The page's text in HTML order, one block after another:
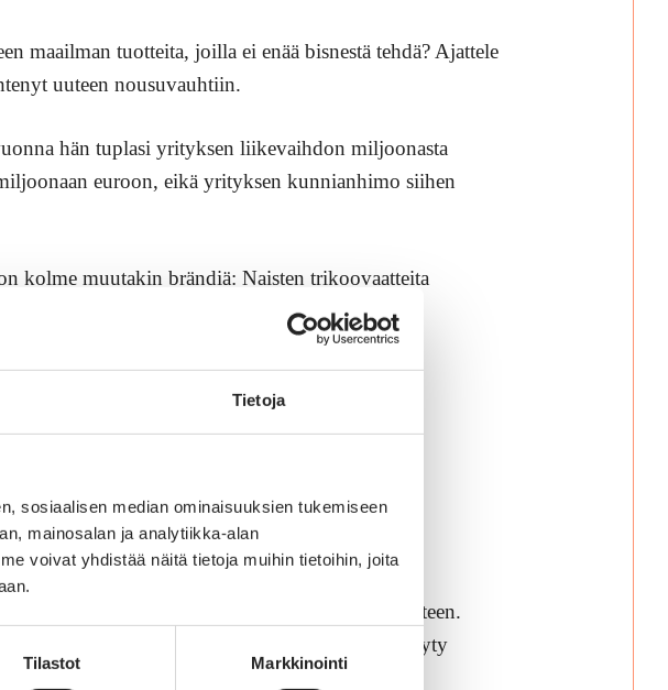
Tietoja
sosiaalisen median ominaisuuksien tukemiseen
mainosalan ja analytiikka-alan
voivat yhdistää näitä tietoja muihin tietoihin, joita
Tilastot Markkinointi
maailman tuotteita, joilla ei enää bisnestä tehdä? Ajattele
uuteen nousuvauhtiin.
hän tuplasi yrityksen liikevaihdon miljoonasta
euroon, eikä yrityksen kunnianhimo siihen
kolme muutakin brändiä: Naisten trikoovaatteita
Lentolan lastenvaatetehdas.
haltuun
hyppäsi viime kesänä puolen Suomen tietoisuuteen.
väliseen vastuullisuuskeskusteluun, jota oli käyty